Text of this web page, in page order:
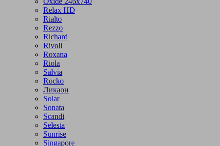
Relax HD
Rialto
Rezzo
Richard
Rivoli
Roxana
Riola
Salvia
Rocko
Ликаон
Solar
Sonata
Scandi
Selesta
Sunrise
Singapore